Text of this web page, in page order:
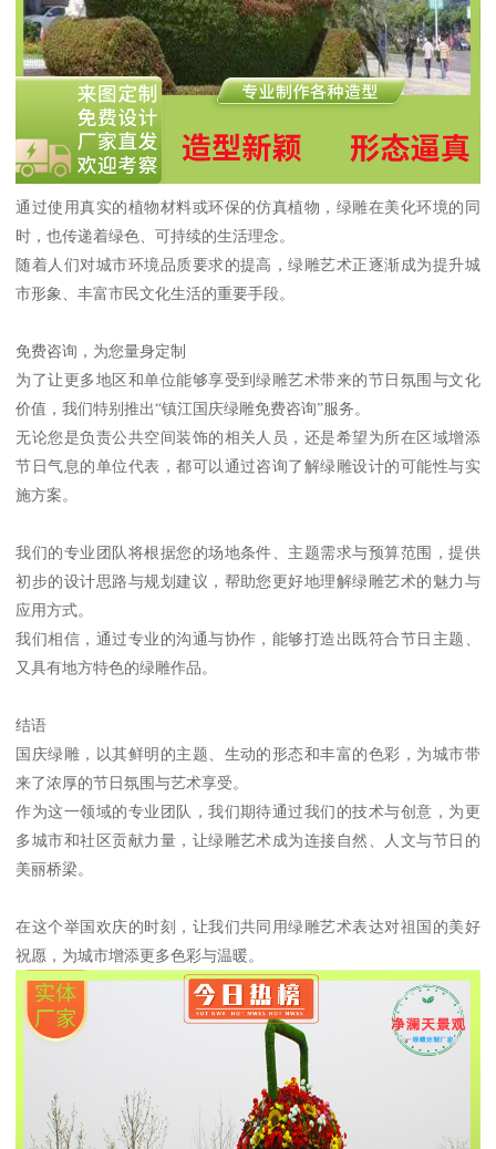
通过使用真实的植物材料或环保的仿真植物，绿雕在美化环境的同
时，也传递着绿色、可持续的生活理念。
随着人们对城市环境品质要求的提高，绿雕艺术正逐渐成为提升城
市形象、丰富市民文化生活的重要手段。
免费咨询，为您量身定制
为了让更多地区和单位能够享受到绿雕艺术带来的节日氛围与文化
价值，我们特别推出“镇江国庆绿雕免费咨询”服务。
无论您是负责公共空间装饰的相关人员，还是希望为所在区域增添
节日气息的单位代表，都可以通过咨询了解绿雕设计的可能性与实
施方案。
我们的专业团队将根据您的场地条件、主题需求与预算范围，提供
初步的设计思路与规划建议，帮助您更好地理解绿雕艺术的魅力与
应用方式。
我们相信，通过专业的沟通与协作，能够打造出既符合节日主题、
又具有地方特色的绿雕作品。
结语
国庆绿雕，以其鲜明的主题、生动的形态和丰富的色彩，为城市带
来了浓厚的节日氛围与艺术享受。
作为这一领域的专业团队，我们期待通过我们的技术与创意，为更
多城市和社区贡献力量，让绿雕艺术成为连接自然、人文与节日的
美丽桥梁。
在这个举国欢庆的时刻，让我们共同用绿雕艺术表达对祖国的美好
祝愿，为城市增添更多色彩与温暖。